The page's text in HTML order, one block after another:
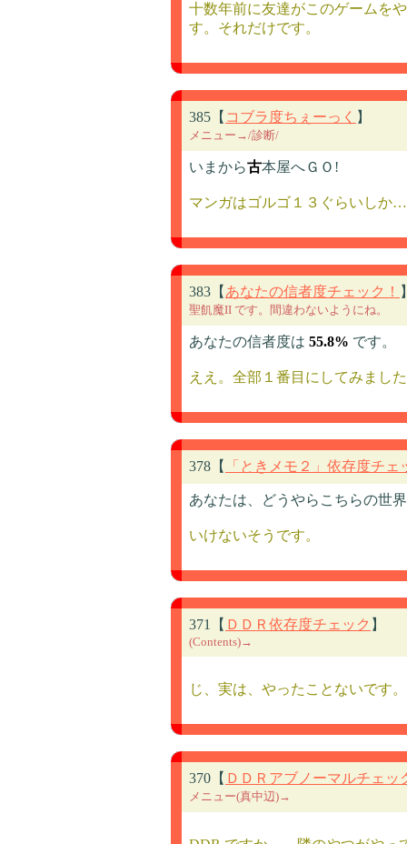
十数年前に友達がこのゲームを
す。それだけです。
385【 コブラ度ちぇーっく 】
メニュー→/診断/
いまから古本屋へＧＯ!
マンガはゴルゴ１３ぐらいしか
383【 あなたの信者度チェック！
聖飢魔II です。間違わないようにね。
あなたの信者度は 55.8% です。
ええ。全部１番目にしてみまし
378【 「ときメモ２」依存度チェ
あなたは、どうやらこちらの世
いけないそうです。
371【 ＤＤＲ依存度チェック 】
(Contents)→
じ、実は、やったことないです
370【 ＤＤＲアブノーマルチェッ
メニュー(真中辺)→